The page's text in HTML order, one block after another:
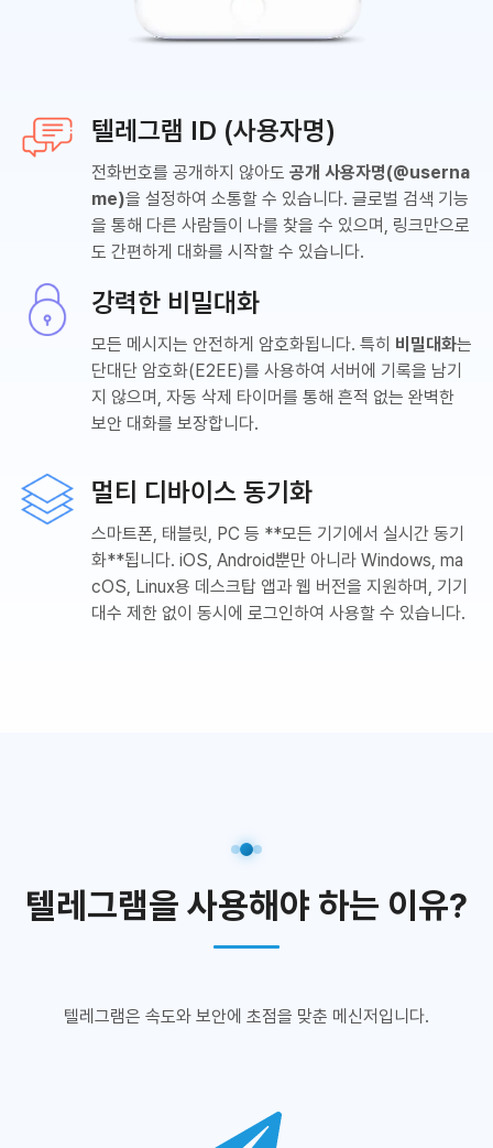
텔레그램 ID (사용자명)
전화번호를 공개하지 않아도 공개 사용자명(@userna
me)을 설정하여 소통할 수 있습니다. 글로벌 검색 기능
을 통해 다른 사람들이 나를 찾을 수 있으며, 링크만으로
도 간편하게 대화를 시작할 수 있습니다.
강력한 비밀대화
모든 메시지는 안전하게 암호화됩니다. 특히 비밀대화는
단대단 암호화(E2EE)를 사용하여 서버에 기록을 남기
지 않으며, 자동 삭제 타이머를 통해 흔적 없는 완벽한
보안 대화를 보장합니다.
멀티 디바이스 동기화
스마트폰, 태블릿, PC 등 **모든 기기에서 실시간 동기
화**됩니다. iOS, Android뿐만 아니라 Windows, ma
cOS, Linux용 데스크탑 앱과 웹 버전을 지원하며, 기기
대수 제한 없이 동시에 로그인하여 사용할 수 있습니다.
텔레그램을 사용해야 하는 이유?
텔레그램은 속도와 보안에 초점을 맞춘 메신저입니다.